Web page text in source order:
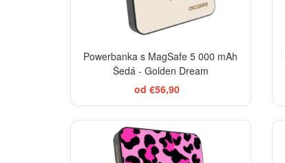
Powerbanka s MagSafe 5 000 mAh
Šedá - Golden Dream
od €56,90